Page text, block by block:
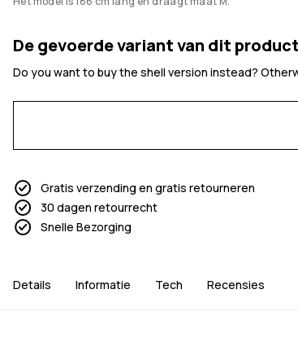
De gevoerde variant van dit
Do you want to buy the shell version instead?
Gratis verzending en gratis retourneren
30 dagen retourrecht
Snelle Bezorging
Details Informatie Tech Recensies